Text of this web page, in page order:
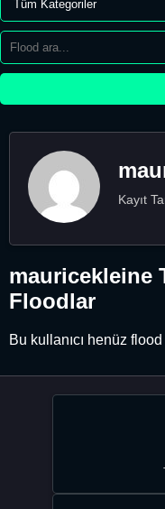
Kayıt
mauricekleine
Floodlar
Bu kullanıcı henüz